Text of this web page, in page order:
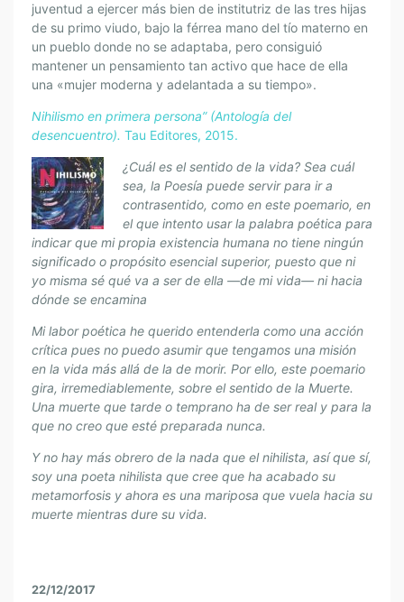
juventud a ejercer más bien de institutriz de las tres hijas
de su primo viudo, bajo la férrea mano del tío materno en
un pueblo donde no se adaptaba, pero consiguió
mantener un pensamiento tan activo que hace de ella
una «mujer moderna y adelantada a su tiempo».
Nihilismo en primera persona” (Antología del
desencuentro). Tau Editores, 2015.
¿Cuál es el sentido de la vida? Sea cuál
sea, la Poesía puede servir para ir a
contrasentido, como en este poemario, en
el que intento usar la palabra poética para
indicar que mi propia existencia humana no tiene ningún
significado o propósito esencial superior, puesto que ni
yo misma sé qué va a ser de ella —de mi vida— ni hacia
dónde se encamina
Mi labor poética he querido entenderla como una acción
crítica pues no puedo asumir que tengamos una misión
en la vida más allá de la de morir. Por ello, este poemario
gira, irremediablemente, sobre el sentido de la Muerte.
Una muerte que tarde o temprano ha de ser real y para la
que no creo que esté preparada nunca.
Y no hay más obrero de la nada que el nihilista, así que sí,
soy una poeta nihilista que cree que ha acabado su
metamorfosis y ahora es una mariposa que vuela hacia su
muerte mientras dure su vida.
22/12/2017